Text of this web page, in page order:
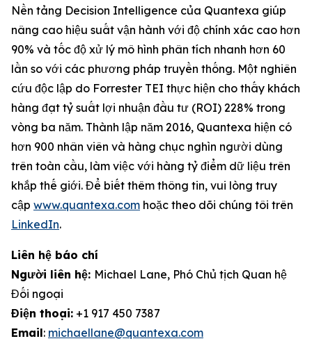
Nền tảng Decision Intelligence của Quantexa giúp
nâng cao hiệu suất vận hành với độ chính xác cao hơn
90% và tốc độ xử lý mô hình phân tích nhanh hơn 60
lần so với các phương pháp truyền thống. Một nghiên
cứu độc lập do Forrester TEI thực hiện cho thấy khách
hàng đạt tỷ suất lợi nhuận đầu tư (ROI) 228% trong
vòng ba năm. Thành lập năm 2016, Quantexa hiện có
hơn 900 nhân viên và hàng chục nghìn người dùng
trên toàn cầu, làm việc với hàng tỷ điểm dữ liệu trên
khắp thế giới. Để biết thêm thông tin, vui lòng truy
cập www.quantexa.com hoặc theo dõi chúng tôi trên
LinkedIn.
Liên hệ báo chí
Người liên hệ: Michael Lane, Phó Chủ tịch Quan hệ
Đối ngoại
Điện thoại: +1 917 450 7387
Email: michaellane@quantexa.com